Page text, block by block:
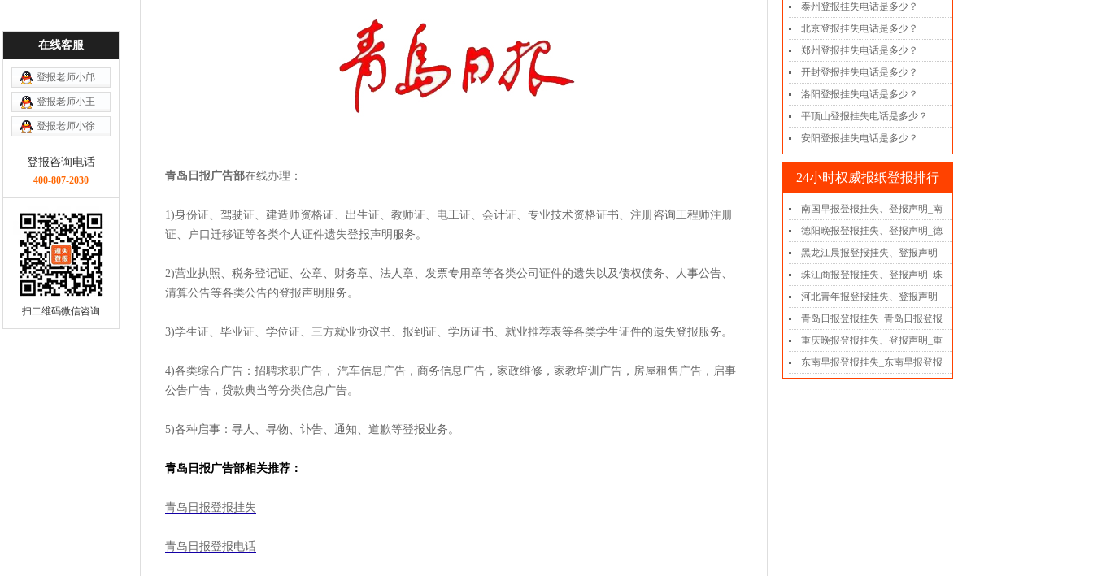
青岛日报广告部在线办理：
1)身份证、驾驶证、建造师资格证、出生证、教师证、电工证、会计证、专业技术资格证书、注册咨询工程师注册
证、户口迁移证等各类个人证件遗失登报声明服务。
2)营业执照、税务登记证、公章、财务章、法人章、发票专用章等各类公司证件的遗失以及债权债务、人事公告、
清算公告等各类公告的登报声明服务。
3)学生证、毕业证、学位证、三方就业协议书、报到证、学历证书、就业推荐表等各类学生证件的遗失登报服务。
4)各类综合广告：招聘求职广告， 汽车信息广告，商务信息广告，家政维修，家教培训广告，房屋租售广告，启事
公告广告，贷款典当等分类信息广告。
5)各种启事：寻人、寻物、讣告、通知、道歉等登报业务。
青岛日报广告部相关推荐：
青岛日报登报挂失
青岛日报登报电话
泰州登报挂失电话是多少？
北京登报挂失电话是多少？
郑州登报挂失电话是多少？
开封登报挂失电话是多少？
洛阳登报挂失电话是多少？
平顶山登报挂失电话是多少？
安阳登报挂失电话是多少？
24小时权威报纸登报排行
南国早报登报挂失、登报声明_南
德阳晚报登报挂失、登报声明_德
黑龙江晨报登报挂失、登报声明
珠江商报登报挂失、登报声明_珠
河北青年报登报挂失、登报声明
青岛日报登报挂失_青岛日报登报
重庆晚报登报挂失、登报声明_重
东南早报登报挂失_东南早报登报
在线客服
登报老师小邝
登报老师小王
登报老师小徐
登报咨询电话
400-807-2030
扫二维码微信咨询